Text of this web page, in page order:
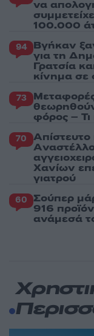
να
100.000
94 Βγήκαν
για τη
Γρατσία
κίνημα σε
73
φόρος – Τι
70 Απίστευτο
Χανίων
γιατρού
60 Σούπερ
916
ανάμεσά